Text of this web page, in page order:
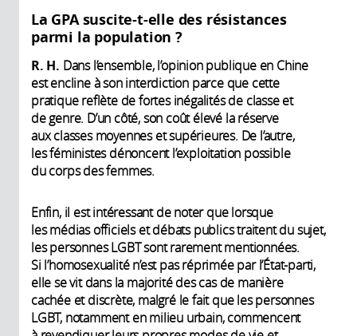
La GPA suscite-t-elle des résistances
parmi la population ?
R. H. Dans l’ensemble, l’opinion publique en Chine
est encline à son interdiction parce que cette
pratique reflète de fortes inégalités de classe et
de genre. D’un côté, son coût élevé la réserve
aux classes moyennes et supérieures. De l’autre,
les féministes dénoncent l’exploitation possible
du corps des femmes.
Enfin, il est intéressant de noter que lorsque
les médias officiels et débats publics traitent du sujet,
les personnes LGBT sont rarement mentionnées.
Si l’homosexualité n’est pas réprimée par l’État-parti,
elle se vit dans la majorité des cas de manière
cachée et discrète, malgré le fait que les personnes
LGBT, notamment en milieu urbain, commencent